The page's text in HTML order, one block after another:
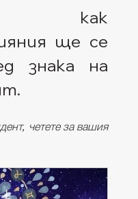
как
ще се
знака на
четете за вашия